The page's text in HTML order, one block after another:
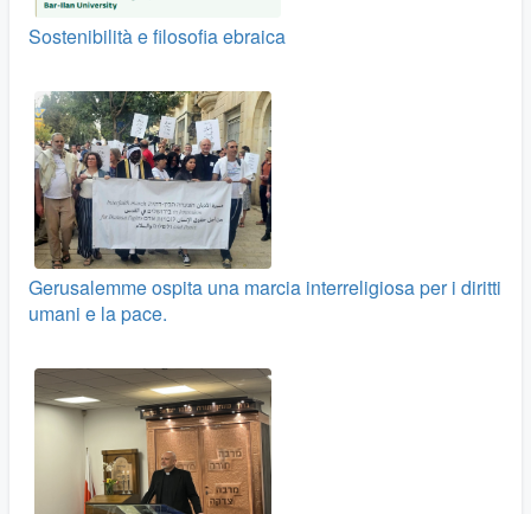
Sostenibilità e filosofia ebraica
Gerusalemme ospita una marcia interreligiosa per i diritti
umani e la pace.